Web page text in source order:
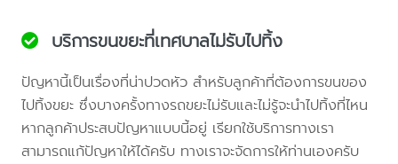
บริการขนขยะที่เทศบาลไม่รับไปทิ้ง
ปัญหานี้เป็นเรื่องที่น่าปวดหัว สำหรับลูกค้าที่ต้องการขนของ
ไปทิ้งขยะ ซึ่งบางครั้งทางรถขยะไม่รับและไม่รู้จะนำไปทิ้งที่ไหน
หากลูกค้าประสบปัญหาแบบนี้อยู่ เรียกใช้บริการทางเรา
สามารถแก้ปัญหาให้ได้ครับ ทางเราจะจัดการให้ท่านเองครับ